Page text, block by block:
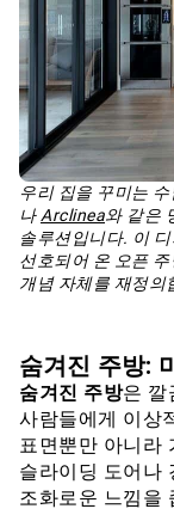
우리 집을 꾸미는
나 Arclinea와 같은
솔루션입니다. 이
선호되어 온 오픈
개념 자체를 재정의
숨겨진 주방:
숨겨진 주방은 깔
사람들에게 이상
표면뿐만 아니라
슬라이딩 도어나
조화로운 느낌을